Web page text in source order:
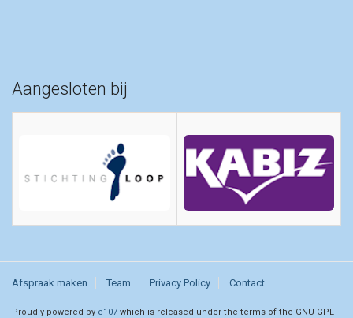
Aangesloten bij
Afspraak maken Team Privacy Policy Contact
Proudly powered by e107 which is released under the terms of the GNU GPL